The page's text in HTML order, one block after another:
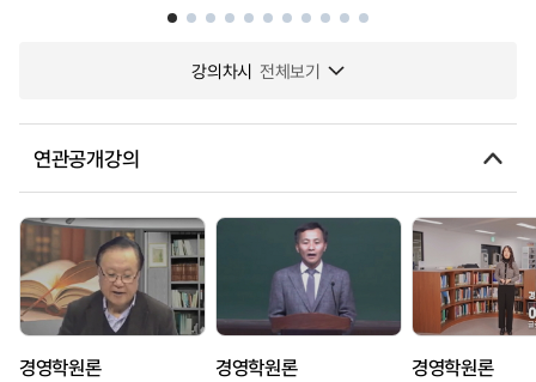
강의차시 전체보기
연관공개강의
경영학원론 경영학원론 경영학원론